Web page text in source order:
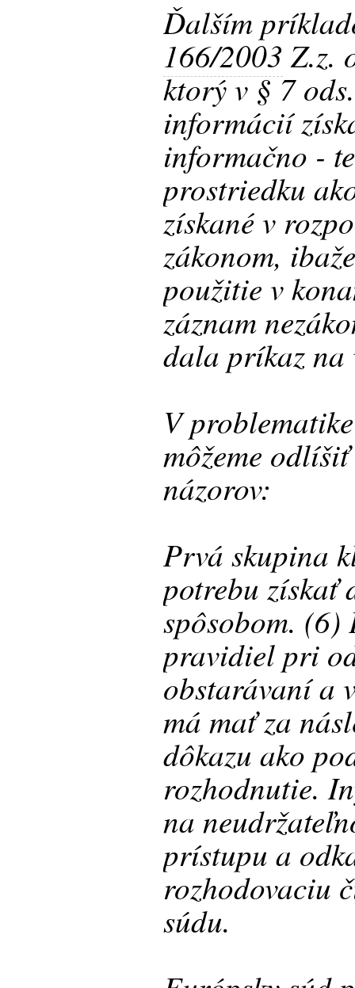
Ďalším
166/2003Z.z.
ktorý v § 7
informácií
informačno -
prostriedku
získané v
zákonom,
použitie v
záznam
dala príkaz na
V
môžeme
názorov:
Prvá skupina
potrebu získať
spôsobom. (6)
pravidiel pri
obstarávaní a
má mať za
dôkazu ako
rozhodnutie.
na
prístupu a
rozhodovaciu
súdu.